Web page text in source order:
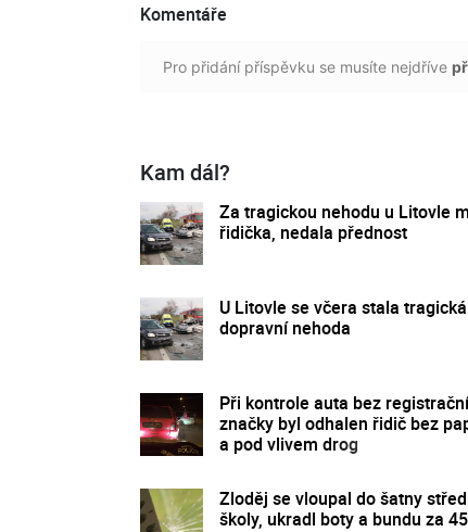
Komentáře
Pro přidání příspěvku se musíte nejdříve
Kam dál?
Za tragickou nehodu u Litovle
řidička, nedala přednost
U Litovle se včera stala tragická
dopravní nehoda
Při kontrole auta bez registrační
značky byl odhalen řidič bez
a pod vlivem drog
Zloděj se vloupal do šatny
školy, ukradl boty a bundu za